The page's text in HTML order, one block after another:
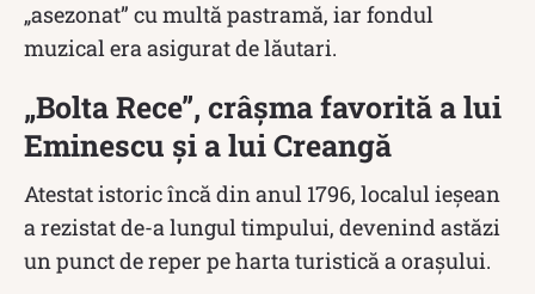
„asezonat” cu multă pastramă, iar fondul
muzical era asigurat de lăutari.
„Bolta Rece”, crâșma favorită a lui
Eminescu și a lui Creangă
Atestat istoric încă din anul 1796, localul ieșean
a rezistat de-a lungul timpului, devenind astăzi
un punct de reper pe harta turistică a orașului.